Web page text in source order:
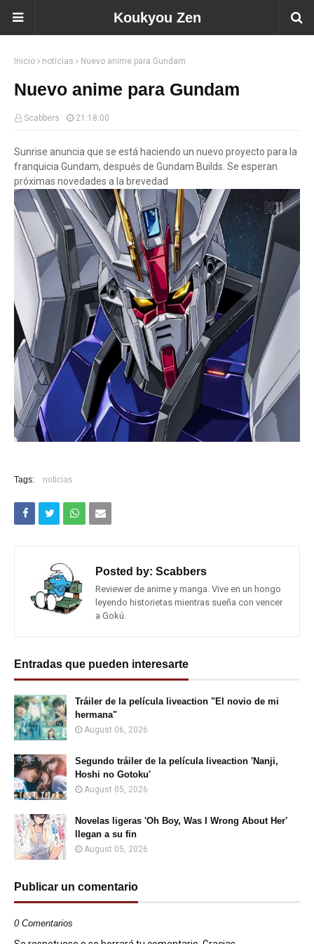
Koukyou Zen
Inicio noticias Nuevo anime para Gundam
Nuevo anime para Gundam
Scabbers 21:18:00
Sunrise anuncia que se está haciendo un nuevo proyecto para la
franquicia Gundam, después de Gundam Builds. Se esperan
próximas novedades a la brevedad
Tags: noticias
Posted by: Scabbers
Reviewer de anime y manga. Vive en un hongo
leyendo historietas mientras sueña con vencer
a Gokú.
Entradas que pueden interesarte
Tráiler de la película liveaction "El novio de mi
hermana"
August 06, 2026
Segundo tráiler de la película liveaction 'Nanji,
Hoshi no Gotoku'
August 05, 2026
Novelas ligeras 'Oh Boy, Was I Wrong About Her'
llegan a su fin
August 05, 2026
Publicar un comentario
0 Comentarios